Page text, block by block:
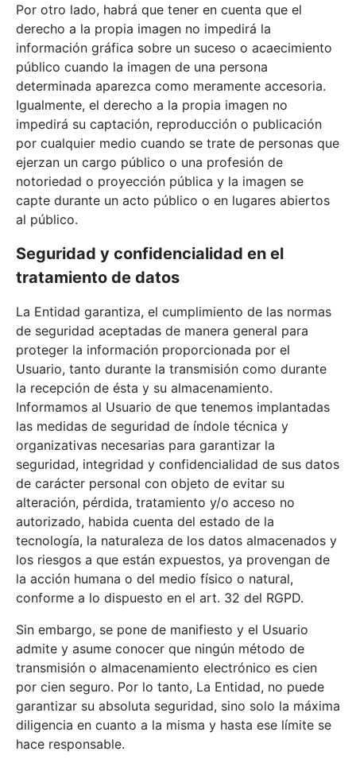
Por otro lado, habrá que tener en cuenta que el
derecho a la propia imagen no impedirá la
información gráfica sobre un suceso o acaecimiento
público cuando la imagen de una persona
determinada aparezca como meramente accesoria.
Igualmente, el derecho a la propia imagen no
impedirá su captación, reproducción o publicación
por cualquier medio cuando se trate de personas que
ejerzan un cargo público o una profesión de
notoriedad o proyección pública y la imagen se
capte durante un acto público o en lugares abiertos
al público.
Seguridad y confidencialidad en el
tratamiento de datos
La Entidad garantiza, el cumplimiento de las normas
de seguridad aceptadas de manera general para
proteger la información proporcionada por el
Usuario, tanto durante la transmisión como durante
la recepción de ésta y su almacenamiento.
Informamos al Usuario de que tenemos implantadas
las medidas de seguridad de índole técnica y
organizativas necesarias para garantizar la
seguridad, integridad y confidencialidad de sus datos
de carácter personal con objeto de evitar su
alteración, pérdida, tratamiento y/o acceso no
autorizado, habida cuenta del estado de la
tecnología, la naturaleza de los datos almacenados y
los riesgos a que están expuestos, ya provengan de
la acción humana o del medio físico o natural,
conforme a lo dispuesto en el art. 32 del RGPD.
Sin embargo, se pone de manifiesto y el Usuario
admite y asume conocer que ningún método de
transmisión o almacenamiento electrónico es cien
por cien seguro. Por lo tanto, La Entidad, no puede
garantizar su absoluta seguridad, sino solo la máxima
diligencia en cuanto a la misma y hasta ese límite se
hace responsable.